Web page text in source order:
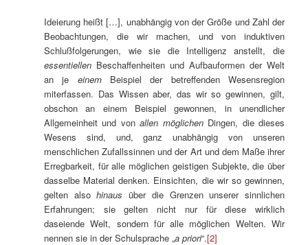
Ideierung heißt […], unabhängig von der Größe und Zahl der
Beobachtungen, die wir machen, und von induktiven
Schlußfolgerungen, wie sie die Intelligenz anstellt, die
essentiellen Beschaffenheiten und Aufbauformen der Welt
an je einemBeispiel der betreffenden Wesensregion
miterfassen. Das Wissen aber, das wir so gewinnen, gilt,
obschon an einem Beispiel gewonnen, in unendlicher
Allgemeinheit und vonallen möglichenDingen, die dieses
Wesens sind, und, ganz unabhängig von unseren
menschlichen Zufallssinnen und der Art und dem Maße ihrer
Erregbarkeit, für alle möglichen geistigen Subjekte, die über
dasselbe Material denken. Einsichten, die wir so gewinnen,
gelten alsohinaus über die Grenzen unserer sinnlichen
Erfahrungen; sie gelten nicht nur für diese wirklich
daseiende Welt, sondern für alle möglichen Welten. Wir
nennen sie in der Schulsprache „a priori“.[2]